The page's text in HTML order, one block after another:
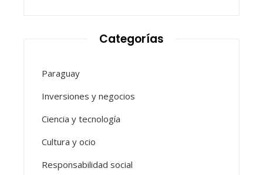
Categorías
Paraguay
Inversiones y negocios
Ciencia y tecnología
Cultura y ocio
Responsabilidad social